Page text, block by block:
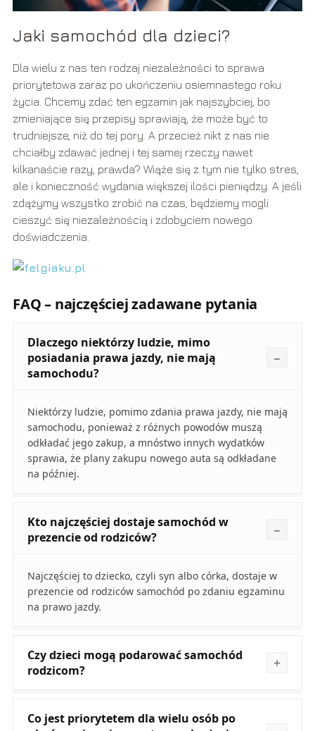
Jaki samochód dla dzieci?
Dla wielu z nas ten rodzaj niezależności to sprawa
priorytetowa zaraz po ukończeniu osiemnastego roku
życia. Chcemy zdać ten egzamin jak najszybciej, bo
zmieniające się przepisy sprawiają, że może być to
trudniejsze, niż do tej pory. A przecież nikt z nas nie
chciałby zdawać jednej i tej samej rzeczy nawet
kilkanaście razy, prawda? Wiąże się z tym nie tylko stres,
ale i konieczność wydania większej ilości pieniędzy. A jeśli
zdążymy wszystko zrobić na czas, będziemy mogli
cieszyć się niezależnością i zdobyciem nowego
doświadczenia.
FAQ – najczęściej zadawane pytania
Dlaczego niektórzy ludzie, mimo
posiadania prawa jazdy, nie mają
samochodu?
Niektórzy ludzie, pomimo zdania prawa jazdy, nie mają
samochodu, ponieważ z różnych powodów muszą
odkładać jego zakup, a mnóstwo innych wydatków
sprawia, że plany zakupu nowego auta są odkładane
na później.
Kto najczęściej dostaje samochód w
prezencie od rodziców?
Najczęściej to dziecko, czyli syn albo córka, dostaje w
prezencie od rodziców samochód po zdaniu egzaminu
na prawo jazdy.
Czy dzieci mogą podarować samochód
rodzicom?
Co jest priorytetem dla wielu osób po